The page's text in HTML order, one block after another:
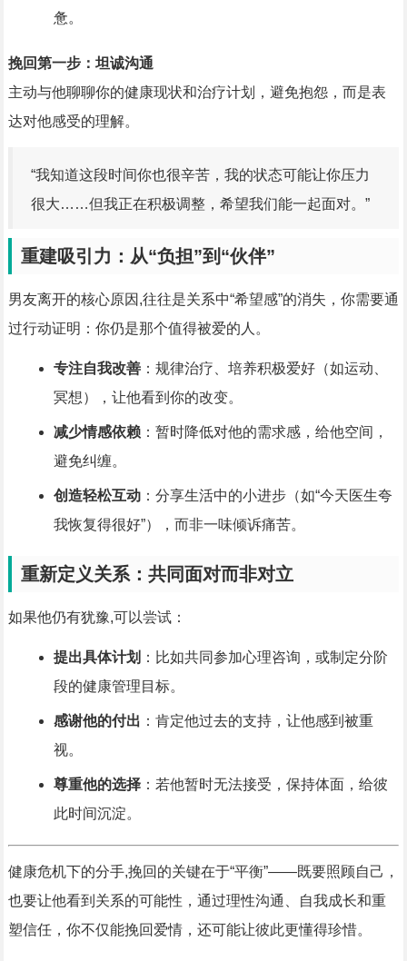
惫。
挽回第一步：坦诚沟通
主动与他聊聊你的健康现状和治疗计划，避免抱怨，而是表
达对他感受的理解。
“我知道这段时间你也很辛苦，我的状态可能让你压力
很大……但我正在积极调整，希望我们能一起面对。”
重建吸引力：从“负担”到“伙伴”
男友离开的核心原因,往往是关系中“希望感”的消失，你需要通
过行动证明：你仍是那个值得被爱的人。
专注自我改善：规律治疗、培养积极爱好（如运动、
冥想），让他看到你的改变。
减少情感依赖：暂时降低对他的需求感，给他空间，
避免纠缠。
创造轻松互动：分享生活中的小进步（如“今天医生夸
我恢复得很好”），而非一味倾诉痛苦。
重新定义关系：共同面对而非对立
如果他仍有犹豫,可以尝试：
提出具体计划 ：比如共同参加心理咨询，或制定分阶
段的健康管理目标。
感谢他的付出 ：肯定他过去的支持，让他感到被重
视。
尊重他的选择：若他暂时无法接受，保持体面，给彼
此时间沉淀。
健康危机下的分手,挽回的关键在于“平衡”——既要照顾自己，
也要让他看到关系的可能性，通过理性沟通、自我成长和重
塑信任，你不仅能挽回爱情，还可能让彼此更懂得珍惜。